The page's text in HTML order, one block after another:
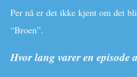
Per nå er det ikke kjent om det
“Broen”.
Hvor lang varer en episode